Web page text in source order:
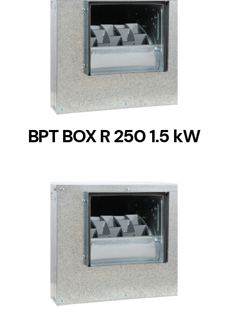
DETAILS
BPT BOX R 250 1.5 kW
DETAILS